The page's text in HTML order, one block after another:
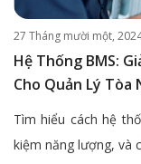
27 Tháng mười một,
Hệ Thống BMS:
Cho Quản Lý Tòa
Tìm hiểu cách hệ
kiệm năng lượng, và